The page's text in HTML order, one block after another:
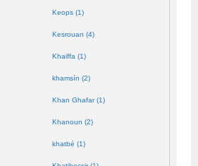
Keops (1)
Kesrouan (4)
Khaiffa (1)
khamsín (2)
Khan Ghafar (1)
Khanoun (2)
khatbé (1)